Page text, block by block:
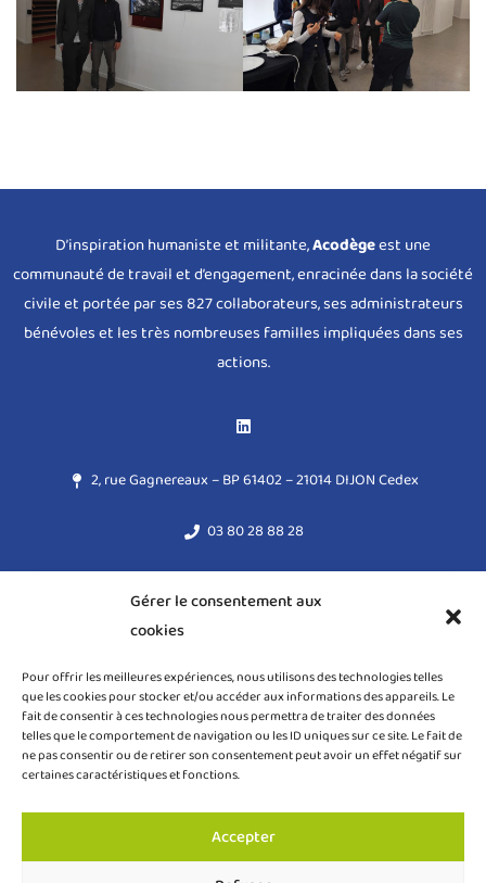
Gérer le consentement aux
cookies
Pour offrir les meilleures expériences, nous utilisons des technologies telles
que les cookies pour stocker et/ou accéder aux informations des appareils. Le
fait de consentir à ces technologies nous permettra de traiter des données
telles que le comportement de navigation ou les ID uniques sur ce site. Le fait de
ne pas consentir ou de retirer son consentement peut avoir un effet négatif sur
certaines caractéristiques et fonctions.
Accepter
D’inspiration humaniste et militante,Acodègeest une
communauté de travail et d’engagement, enracinée dans la société
civile et portée par ses 827 collaborateurs, ses administrateurs
bénévoles et les très nombreuses familles impliquées dans ses
actions.
2, rue Gagnereaux – BP 61402 – 21014 DIJON Cedex
03 80 28 88 28
Règlement général sur la protection des données (RGPD)
Politique de cookies (UE)
COPYRIGHT ACODEGE © 2024 – TOUS DROITS RÉSERVÉS